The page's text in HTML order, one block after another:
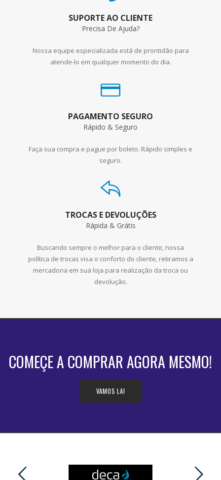
SUPORTE AO CLIENTE
Precisa De Ajuda?
Nossa equipe especializada está de prontidão para
atende-lo em qualquer momento do dia.
PAGAMENTO SEGURO
Rápido & Seguro
Faça sua compra e pague por boleto. Rápido simples e
seguro.
TROCAS E DEVOLUÇÕES
Rápida & Grátis
Buscando sempre o melhor para o cliente, nossa
política de trocas visa o conforto do cliente, retiramos a
mercadoria em sua loja para realização da troca ou
devolução.
COMEÇE A COMPRAR AGORA MESMO!
VAMOS LA!